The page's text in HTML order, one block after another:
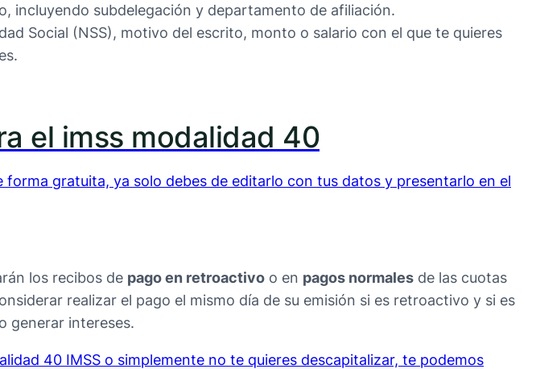
incluyendo subdelegación y departamento de afiliación.
Social (NSS), motivo del escrito, monto o salario con el que te quieres
el imss modalidad 40
gratuita, ya solo debes de editarlo con tus datos y presentarlo en el
los recibos de pago en retroactivo o en pagos normales de las cuotas
realizar el pago el mismo día de su emisión si es retroactivo y si es
generar intereses.
40 IMSS o simplemente no te quieres descapitalizar, te podemos